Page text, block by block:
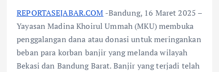
REPORTASEJABAR.COM -Bandung, 16 Maret 2025 –
Yayasan Madina Khoirul Ummah (MKU) membuka
penggalangan dana atau donasi untuk meringankan
beban para korban banjir yang melanda wilayah
Bekasi dan Bandung Barat. Banjir yang terjadi telah